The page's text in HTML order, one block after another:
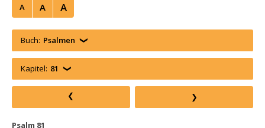
A A A
Buch: Psalmen
Kapitel: 81
Psalm 81